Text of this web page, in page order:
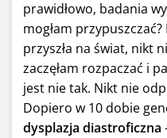
prawidłowo, badania
mogłam
przyszła na świat, nikt
zaczęłam rozpaczać i
jest nie tak. Nikt nie
Dopiero w 10 dobie
dysplazja diastroficzna